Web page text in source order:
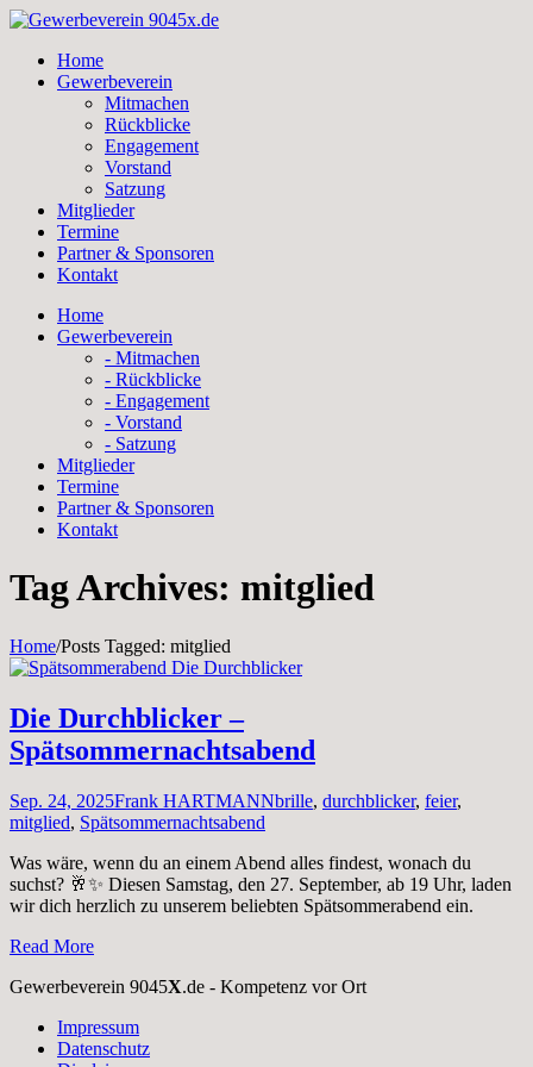
Skip
contentHome
Gewerbeverein
Mitmachen
Rückblicke
Engagement
Vorstand
Satzung
Mitglieder
Termine
Partner & Sponsoren
Kontakt
Home
Gewerbeverein
- Mitmachen
- Rückblicke
- Engagement
- Vorstand
- Satzung
Mitglieder
Termine
Partner & Sponsoren
Kontakt
Tag Archives: mitglied
Home/Posts Tagged: mitglied
Die Durchblicker –
Spätsommernachtsabend
Sep. 24, 2025Frank HARTMANNbrille, durchblicker, feier,
mitglied, Spätsommernachtsabend
Was wäre, wenn du an einem Abend alles findest, wonach du
suchst? 🥂✨ Diesen Samstag, den 27. September, ab 19 Uhr, laden
wir dich herzlich zu unserem beliebten Spätsommerabend ein.
Read More
Gewerbeverein 9045X.de - Kompetenz vor Ort
Impressum
Datenschutz